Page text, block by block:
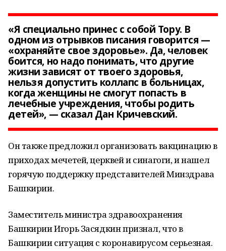
«Я специально принес с собой Тору. В
одном из отрывков писания говорится —
«охраняйте свое здоровье». Да, человек
боится, но надо понимать, что другие
жизни зависят от твоего здоровья,
нельзя допустить коллапс в больницах,
когда женщины не смогут попасть в
лечебные учреждения, чтобы родить
детей», — сказал Дан Кричевский.
Он также предложил организовать вакцинацию в
приходах мечетей, церквей и синагоги, и нашел
горячую поддержку представителей Минздрава
Башкирии.
Заместитель министра здравоохранения
Башкирии Игорь Засядкин признал, что в
Башкирии ситуация с коронавирусом серьезная.